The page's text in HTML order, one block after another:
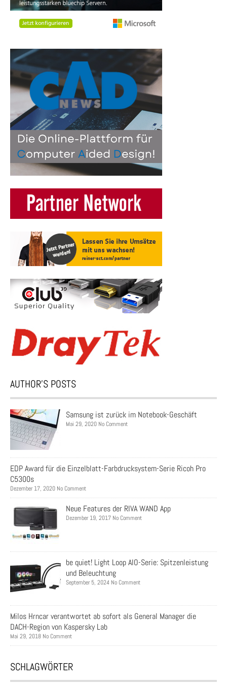
AUTHOR’S POSTS
Samsung ist zurück im Notebook-Geschäft
Mai 29, 2020 No Comment
EDP Award für die Einzelblatt-Farbdrucksystem-Serie Ricoh Pro
C5300s
Dezember 17, 2020 No Comment
Neue Features der RIVA WAND App
Dezember 19, 2017 No Comment
be quiet! Light Loop AIO-Serie: Spitzenleistung
und Beleuchtung
September 5, 2024 No Comment
Milos Hrncar verantwortet ab sofort als General Manager die
DACH-Region von Kaspersky Lab
Mai 29, 2018 No Comment
SCHLAGWÖRTER